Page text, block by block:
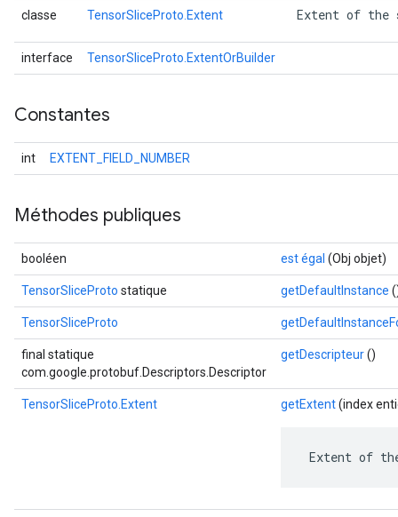
classe TensorSliceProto.Extent Extent of the
interface TensorSliceProto.ExtentOrBuilder
Constantes
int EXTENT_FIELD_NUMBER
Méthodes publiques
booléen est égal (Obj objet)
TensorSliceProto statique getDefaultInstance
TensorSliceProto
final statique
com.google.protobuf.Descriptors.Descriptor
getDescripteur()
TensorSliceProto.Extent getExtent(index
Extent of